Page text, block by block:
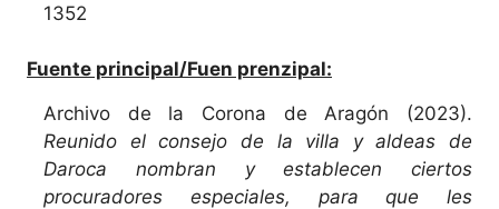
1352
Fuente principal/Fuen prenzipal:
Archivo de la Corona de Aragón (2023).
Reunido el consejo de la villa y aldeas de
Daroca nombran y establecen ciertos
procuradores especiales, para que les